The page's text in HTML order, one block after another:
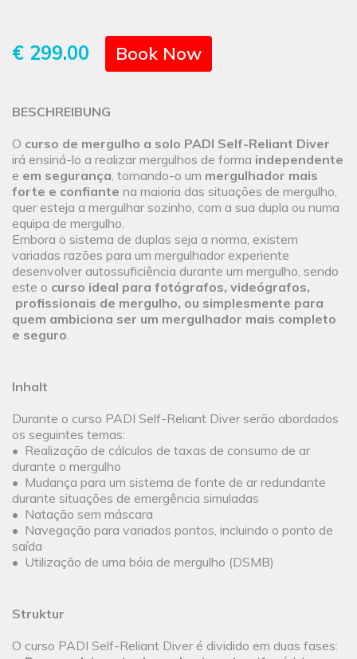
€ 299.00 Book Now
BESCHREIBUNG
O curso de mergulho a solo PADI Self-Reliant Diver
irá ensiná-lo a realizar mergulhos de forma independente
e em segurança, tornando-o um mergulhador mais
forte e confiante na maioria das situações de mergulho,
quer esteja a mergulhar sozinho, com a sua dupla ou numa
equipa de mergulho.
Embora o sistema de duplas seja a norma, existem
variadas razões para um mergulhador experiente
desenvolver autossuficiência durante um mergulho, sendo
este o curso ideal para fotógrafos, videógrafos,
profissionais de mergulho, ou simplesmente para
quem ambiciona ser um mergulhador mais completo
e seguro.
Inhalt
Durante o curso PADI Self-Reliant Diver serão abordados
os seguintes temas:
• Realização de cálculos de taxas de consumo de ar
durante o mergulho
• Mudança para um sistema de fonte de ar redundante
durante situações de emergência simuladas
• Natação sem máscara
• Navegação para variados pontos, incluindo o ponto de
saída
• Utilização de uma bóia de mergulho (DSMB)
Struktur
O curso PADI Self-Reliant Diver é dividido em duas fases: